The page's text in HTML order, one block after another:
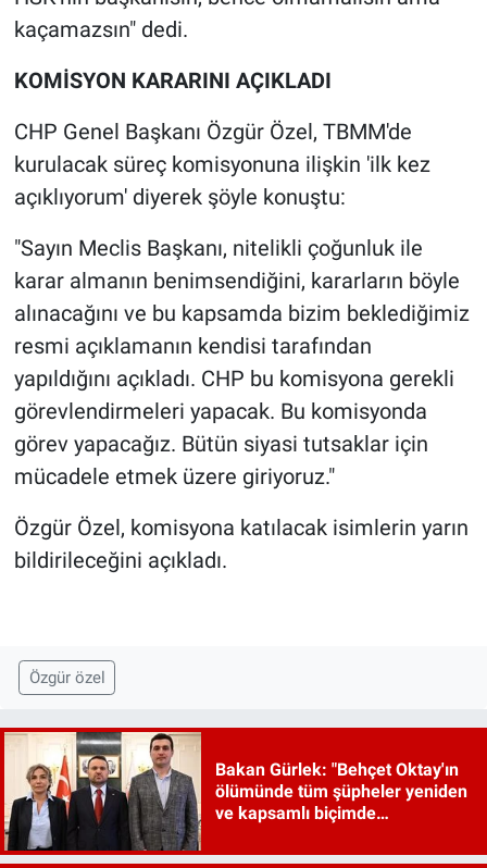
kaçamazsın" dedi.
KOMİSYON KARARINI AÇIKLADI
CHP Genel Başkanı Özgür Özel, TBMM'de
kurulacak süreç komisyonuna ilişkin 'ilk kez
açıklıyorum' diyerek şöyle konuştu:
"Sayın Meclis Başkanı, nitelikli çoğunluk ile
karar almanın benimsendiğini, kararların böyle
alınacağını ve bu kapsamda bizim beklediğimiz
resmi açıklamanın kendisi tarafından
yapıldığını açıkladı. CHP bu komisyona gerekli
görevlendirmeleri yapacak. Bu komisyonda
görev yapacağız. Bütün siyasi tutsaklar için
mücadele etmek üzere giriyoruz."
Özgür Özel, komisyona katılacak isimlerin yarın
bildirileceğini açıkladı.
Özgür özel
Bakan Gürlek: "Behçet Oktay'ın
ölümünde tüm şüpheler yeniden
ve kapsamlı biçimde